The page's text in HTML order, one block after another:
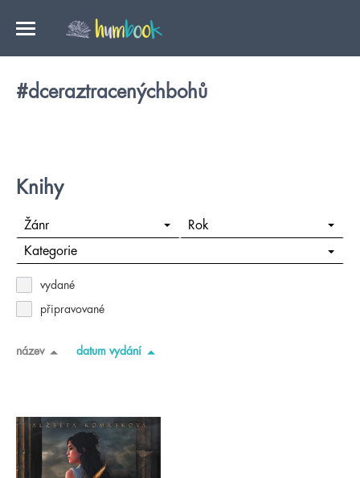
#dceraztracenýchbohů
Knihy
Žánr Rok
Kategorie
vydané
připravované
název datum vydání